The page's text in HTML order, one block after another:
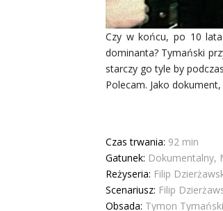
Czy w końcu, po 10
dominanta? Tymański
starczy go tyle by
Polecam. Jako
Czas trwania: 92 min
Gatunek: Dokumentalny,
Reżyseria: Filip
Scenariusz: Filip
Obsada: Tymon